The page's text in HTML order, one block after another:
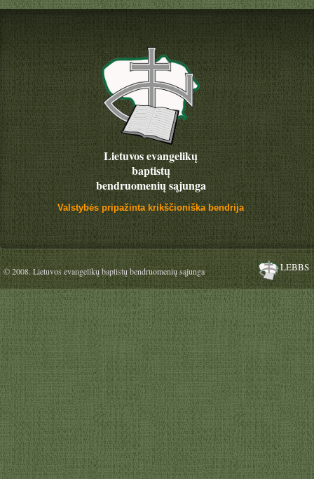
Lietuvos evangelikų
baptistų
bendruomenių sąjunga
Valstybės pripažinta krikščioniška bendrija
© 2008. Lietuvos evangelikų baptistų bendruomenių sąjunga LEBBS